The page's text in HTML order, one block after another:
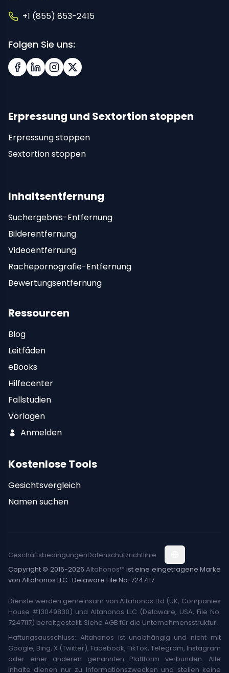
+1 (855) 853-2415
Folgen Sie uns:
Facebook
LinkedInInstagramX (Twitter)
Erpressung und Sextortion stoppen
Erpressung stoppen
Sextortion stoppen
Inhaltsentfernung
Suchergebnis-Entfernung
Bilderentfernung
Videoentfernung
Rachepornografie-Entfernung
Bewertungsentfernung
Ressourcen
Blog
Leitfäden
eBooks
Hilfecenter
Fallstudien
Vorlagen
Anmelden
Kostenlose Tools
Gesichtsvergleich
Namen suchen
Copyright © 2015-2026 Altahonos™ ist eine eingetragene Marke
von Altahonos LLC · Delaware File No. 7247117
GeschäftsbedingungenDatenschutzrichtlinie
Dienste werden gemeinsam von Altahonos Ltd (UK, Companies
House #13049830) und Altahonos LLC (Delaware, USA, File No.
7247117) bereitgestellt. Siehe AGB für die Unternehmensstruktur.
Haftungsausschluss: Altahonos ist unabhängig und nicht mit
Google, Bing, X (Twitter), Facebook, TikTok, Telegram, Instagram
oder einer anderen genannten Plattform verbunden. Alle
Inhalte dienen nur zu Informationszwecken und stellen keine